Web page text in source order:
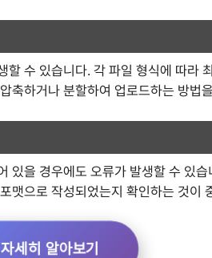
수 있습니다. 각 파일 형식에 따라
축하거나 분할하여 업로드하는 방법
있을 경우에도 오류가 발생할 수 있
맷으로 작성되었는지 확인하는 것이
자세히 알아보기